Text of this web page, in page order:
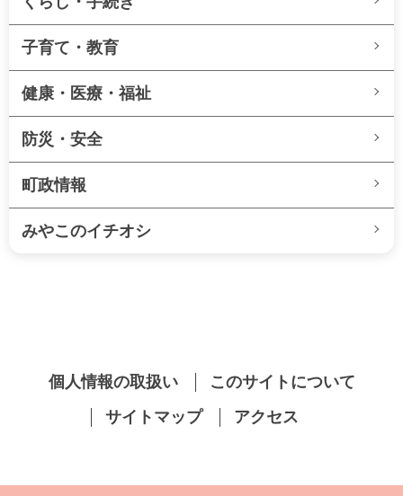
子育て・教育
健康・医療・福祉
防災・安全
町政情報
みやこのイチオシ
個人情報の取扱い
このサイトについて
サイトマップ
アクセス